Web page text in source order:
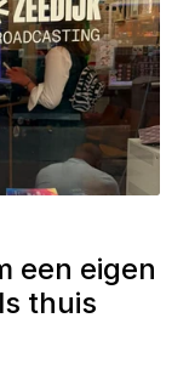
een eigen
thuis